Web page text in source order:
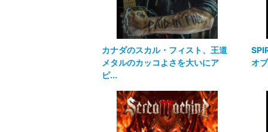
カナダのスカル・フィスト、王道
メタルのカッコよさを大いにア
ピ...
オ